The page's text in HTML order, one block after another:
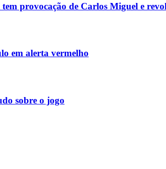
provocação de Carlos Miguel e
em alerta vermelho
sobre o jogo